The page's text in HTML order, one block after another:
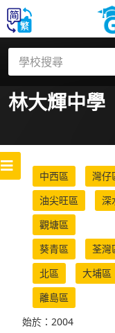
林大輝中學
中西區 灣仔
油尖旺區
深
觀塘區
葵青區
荃灣
北區
大埔區
離島區
始於：2004